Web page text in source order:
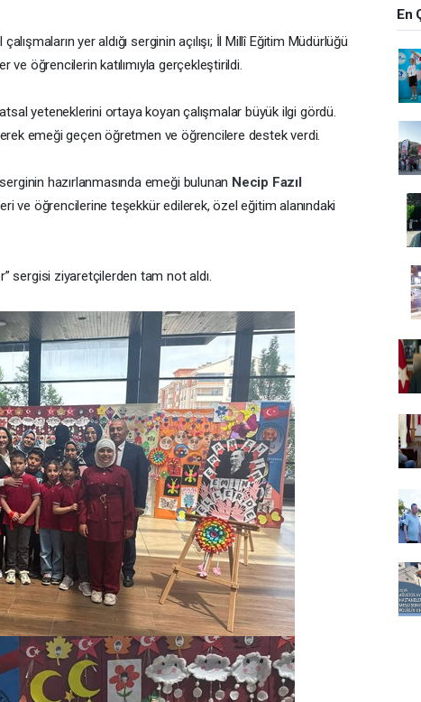
yer aldığı serginin açılışı; İl Millî Eğitim Müdürlüğü
öğrencilerin katılımıyla gerçekleştirildi.
yeteneklerini ortaya koyan çalışmalar büyük ilgi gördü.
emeği geçen öğretmen ve öğrencilere destek verdi.
hazırlanmasında emeği bulunan Necip Fazıl
ve öğrencilerine teşekkür edilerek, özel eğitim alanındaki
sergisi ziyaretçilerden tam not aldı.
En